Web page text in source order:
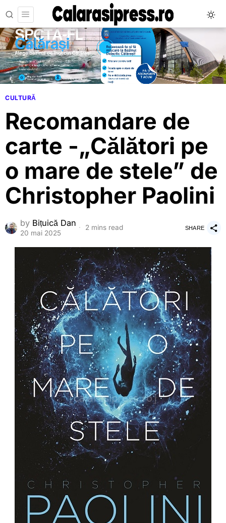
CULTURĂ
Recomandare de
carte -„Călători pe
o mare de stele” de
Christopher Paolini
by Bițuică Dan
20 mai 2025
2 mins read SHARE